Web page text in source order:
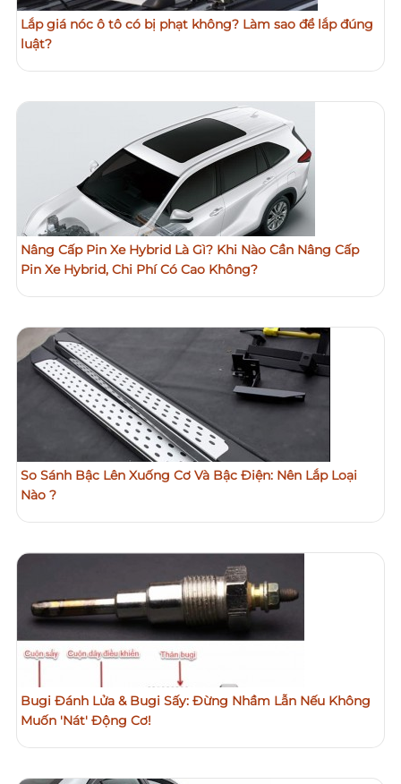
Lắp giá nóc ô tô có bị phạt không? Làm sao để lắp đúng
luật?
Nâng Cấp Pin Xe Hybrid Là Gì? Khi Nào Cần Nâng Cấp
Pin Xe Hybrid, Chi Phí Có Cao Không?
So Sánh Bậc Lên Xuống Cơ Và Bậc Điện: Nên Lắp Loại
Nào ?
Bugi Đánh Lửa & Bugi Sấy: Đừng Nhầm Lẫn Nếu Không
Muốn 'Nát' Động Cơ!